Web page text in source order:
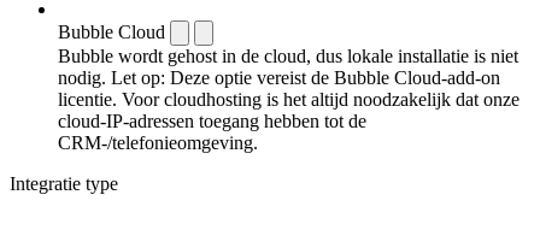
Bubble Cloud
Bubble wordt gehost in de cloud, dus lokale installatie is niet
nodig. Let op: Deze optie vereist de Bubble Cloud-add-on
licentie. Voor cloudhosting is het altijd noodzakelijk dat onze
cloud-IP-adressen toegang hebben tot de
CRM-/telefonieomgeving.
Integratie type